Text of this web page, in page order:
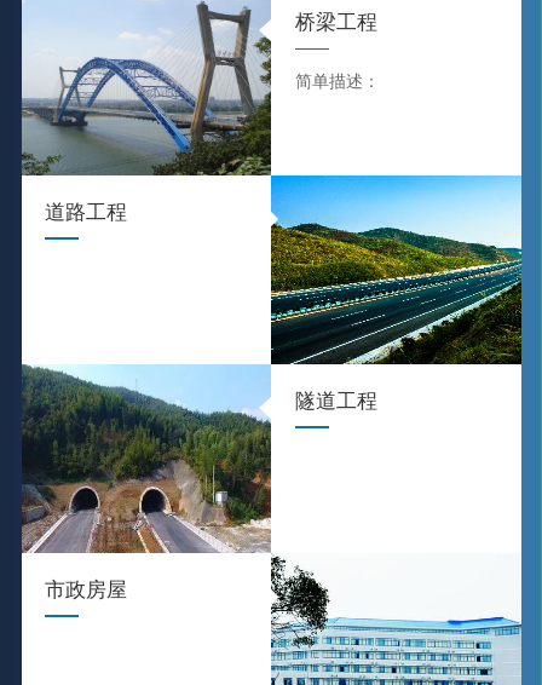
桥梁工程
简单描述：
道路工程
隧道工程
市政房屋